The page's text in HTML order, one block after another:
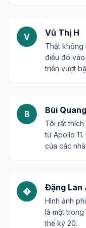
V Vũ Thị H
Thật không
điều đó vào
triển vượt
B Bùi
Tôi rất
từ Apollo
của các
� Đặng Lan
Hình ảnh
là một
thế kỷ 20.